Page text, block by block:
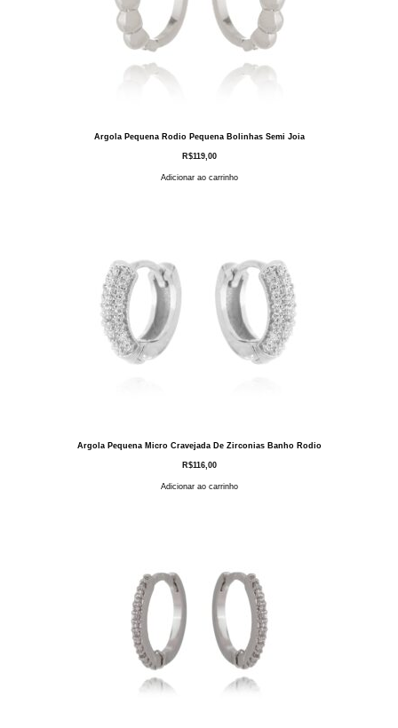
Argola Pequena Rodio Pequena Bolinhas Semi Joia
R$119,00
Adicionar ao carrinho
Argola Pequena Micro Cravejada De Zirconias Banho Rodio
R$116,00
Adicionar ao carrinho